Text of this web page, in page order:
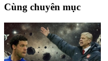
Cùng chuyên mục